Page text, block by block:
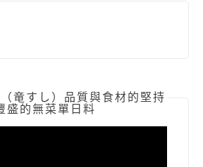
竜すし）品質與食材的堅持
盛的無菜單日料